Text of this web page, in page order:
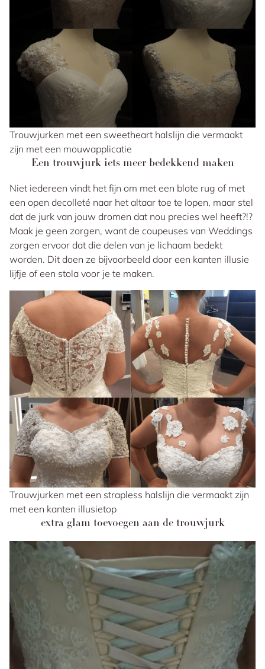
Trouwjurken met een sweetheart halslijn die vermaakt
zijn met een mouwapplicatie
Een trouwjurk iets meer bedekkend maken
Niet iedereen vindt het fijn om met een blote rug of met
een open decolleté naar het altaar toe te lopen, maar stel
dat de jurk van jouw dromen dat nou precies wel heeft?!?
Maak je geen zorgen, want de coupeuses van Weddings
zorgen ervoor dat die delen van je lichaam bedekt
worden. Dit doen ze bijvoorbeeld door een kanten illusie
lijfje of een stola voor je te maken.
Trouwjurken met een strapless halslijn die vermaakt zijn
met een kanten illusietop
extra glam toevoegen aan de trouwjurk